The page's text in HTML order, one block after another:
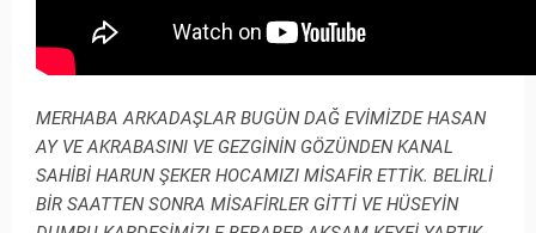
MERHABA ARKADAŞLAR BUGÜN DAĞ EVİMİZDE HASAN
AY VE AKRABASINI VE GEZGİNİN GÖZÜNDEN KANAL
SAHİBİ HARUN ŞEKER HOCAMIZI MİSAFİR ETTİK. BELİRLİ
BİR SAATTEN SONRA MİSAFİRLER GİTTİ VE HÜSEYİN